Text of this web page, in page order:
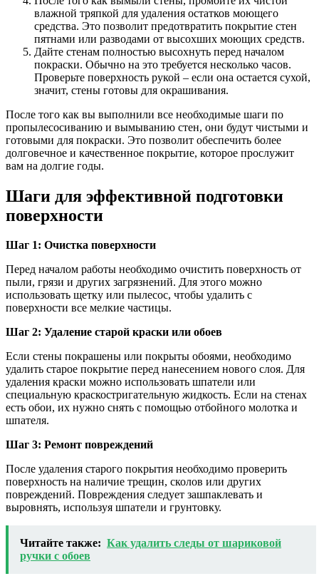
влажной тряпкой для удаления остатков моющего
средства. Это позволит предотвратить покрытие стен
пятнами или разводами от высохших моющих средств.
Дайте стенам полностью высохнуть перед началом
покраски. Обычно на это требуется несколько часов.
Проверьте поверхность рукой – если она остается сухой,
значит, стены готовы для окрашивания.
После того как вы выполнили все необходимые шаги по
пропылесосиванию и вымыванию стен, они будут чистыми и
готовыми для покраски. Это позволит обеспечить более
долговечное и качественное покрытие, которое прослужит
вам на долгие годы.
Шаги для эффективной подготовки
поверхности
Шаг 1: Очистка поверхности
Перед началом работы необходимо очистить поверхность от
пыли, грязи и других загрязнений. Для этого можно
использовать щетку или пылесос, чтобы удалить с
поверхности все мелкие частицы.
Шаг 2: Удаление старой краски или обоев
Если стены покрашены или покрыты обоями, необходимо
удалить старое покрытие перед нанесением нового слоя. Для
удаления краски можно использовать шпатели или
специальную краскостригательную жидкость. Если на стенах
есть обои, их нужно снять с помощью отбойного молотка и
шпателя.
Шаг 3: Ремонт повреждений
После удаления старого покрытия необходимо проверить
поверхность на наличие трещин, сколов или других
повреждений. Повреждения следует зашпаклевать и
выровнять, используя шпатели и грунтовку.
Читайте также: Как удалить следы от шариковой
ручки с обоев